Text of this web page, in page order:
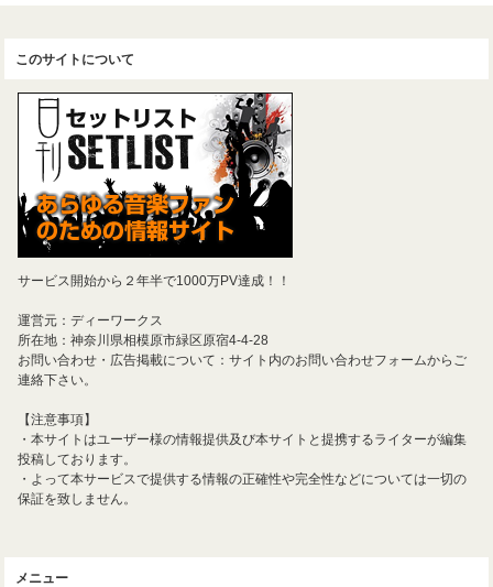
このサイトについて
サービス開始から２年半で1000万PV達成！！
運営元：ディーワークス
所在地：神奈川県相模原市緑区原宿4-4-28
お問い合わせ・広告掲載について：サイト内のお問い合わせフォームからご
連絡下さい。
【注意事項】
・本サイトはユーザー様の情報提供及び本サイトと提携するライターが編集
投稿しております。
・よって本サービスで提供する情報の正確性や完全性などについては一切の
保証を致しません。
メニュー